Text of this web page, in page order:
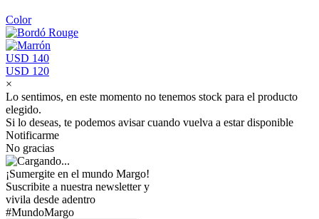
Color
USD 140
USD 120
×
Lo sentimos, en este momento no tenemos stock para el producto
elegido.
Si lo deseas, te podemos avisar cuando vuelva a estar disponible
Notificarme
No gracias
¡Sumergite en el mundo Margo!
Suscribite a nuestra newsletter y
vivila desde adentro
#MundoMargo